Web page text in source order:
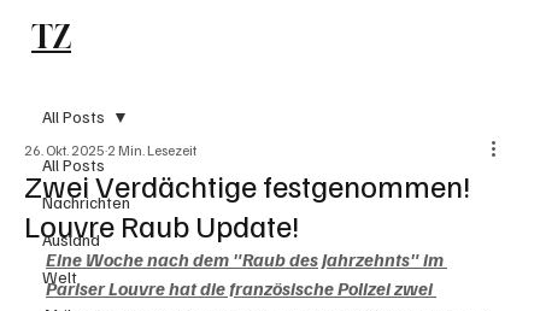
TZ
All Posts
Nachrichten
Ausland
Welt
All Posts
Zwei Verdächtige festgenommen!
Louvre Raub Update!
26. Okt. 2025 2 Min. Lesezeit
Eine Woche nach dem "Raub des Jahrzehnts" im
Pariser Louvre hat die französische Polizei zwei